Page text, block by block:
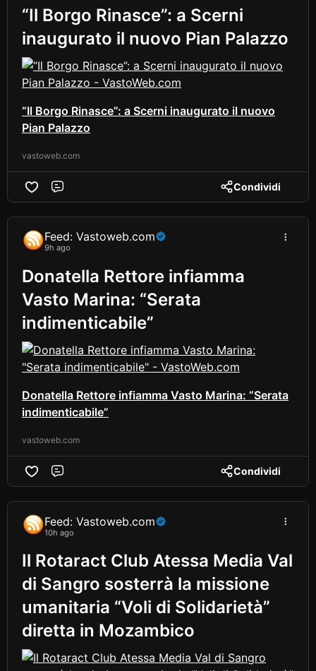
“Il Borgo Rinasce”: a Scerni
inaugurato il nuovo Pian Palazzo
“Il Borgo Rinasce”: a Scerni inaugurato il nuovo
Pian Palazzo
vastoweb.com
Condividi
Feed: Vastoweb.com
9h ago
Donatella Rettore infiamma
Vasto Marina: “Serata
indimenticabile”
Donatella Rettore infiamma Vasto Marina: “Serata
indimenticabile”
vastoweb.com
Condividi
Feed: Vastoweb.com
10h ago
Il Rotaract Club Atessa Media Val
di Sangro sosterrà la missione
umanitaria “Voli di Solidarietà”
diretta in Mozambico